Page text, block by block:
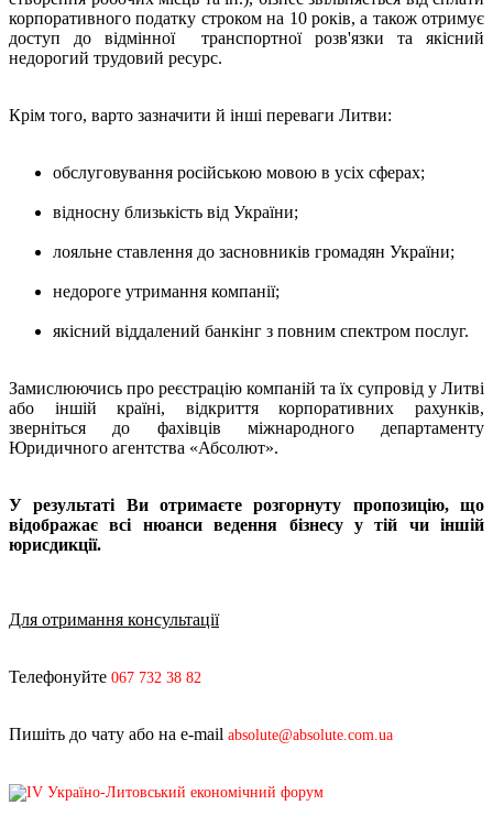
корпоративного податку строком на 10 років, а також отримує
доступ до відмінної транспортної розв'язки та якісний
недорогий трудовий ресурс.
Крім того, варто зазначити й інші переваги Литви:
обслуговування російською мовою в усіх сферах;
відносну близькість від України;
лояльне ставлення до засновників громадян України;
недороге утримання компанії;
якісний віддалений банкінг з повним спектром послуг.
Замислюючись про реєстрацію компаній та їх супровід у Литві
або іншій країні, відкриття корпоративних рахунків,
зверніться до фахівців міжнародного департаменту
Юридичного агентства «Абсолют».
У результаті Ви отримаєте розгорнуту пропозицію, що
відображає всі нюанси ведення бізнесу у тій чи іншій
юрисдикції.
Для отримання консультації
Телефонуйте 067 732 38 82
Пишіть до чату або на e-mail absolute@absolute.com.ua